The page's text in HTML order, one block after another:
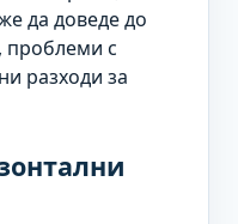
да доведе до
проблеми с
разходи за